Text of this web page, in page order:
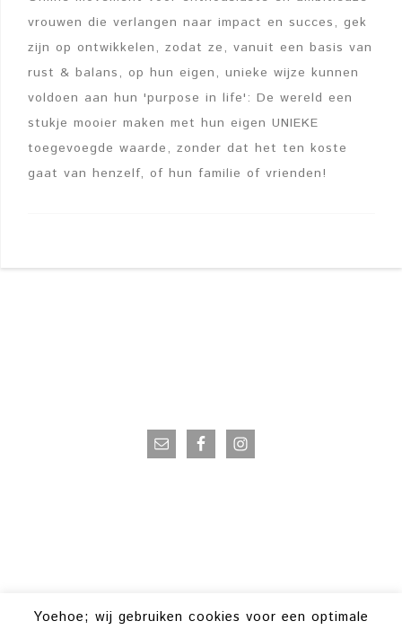
vrouwen die verlangen naar impact en succes, gek
zijn op ontwikkelen, zodat ze, vanuit een basis van
rust & balans, op hun eigen, unieke wijze kunnen
voldoen aan hun 'purpose in life': De wereld een
stukje mooier maken met hun eigen UNIEKE
toegevoegde waarde, zonder dat het ten koste
gaat van henzelf, of hun familie of vrienden!
VOLG OP INSTAGRAM
Yoehoe; wij gebruiken cookies voor een optimale